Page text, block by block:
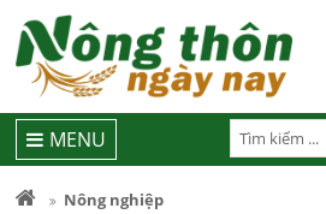
MENU
Nông nghiệp